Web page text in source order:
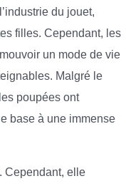
du jouet,
filles. Cependant, les
un mode de vie
Malgré le
poupées ont
base à une immense
Cependant, elle